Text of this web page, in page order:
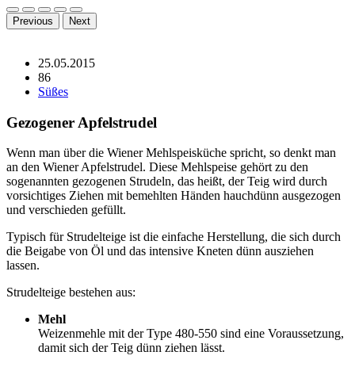
Previous Next
25.05.2015
86
Süßes
Gezogener Apfelstrudel
Wenn man über die Wiener Mehlspeisküche spricht, so denkt man
an den Wiener Apfelstrudel. Diese Mehlspeise gehört zu den
sogenannten gezogenen Strudeln, das heißt, der Teig wird durch
vorsichtiges Ziehen mit bemehlten Händen hauchdünn ausgezogen
und verschieden gefüllt.
Typisch für Strudelteige ist die einfache Herstellung, die sich durch
die Beigabe von Öl und das intensive Kneten dünn ausziehen
lassen.
Strudelteige bestehen aus:
Mehl
Weizenmehle mit der Type 480-550 sind eine Voraussetzung,
damit sich der Teig dünn ziehen lässt.